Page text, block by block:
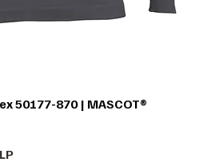
50177-870 | MASCOT®
oferta